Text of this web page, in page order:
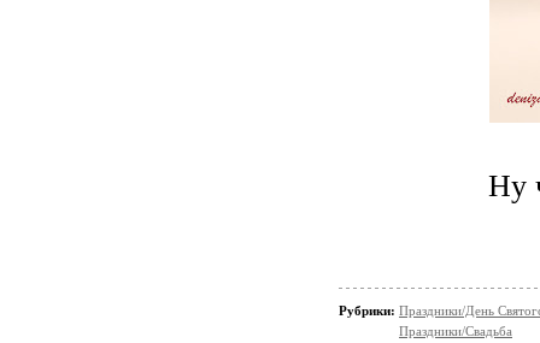
Ну
Рубрики: Праздники/День
Праздники/Свадьба